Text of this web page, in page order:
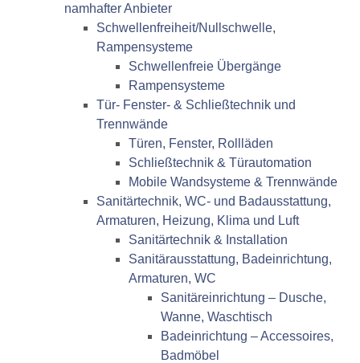
namhafter Anbieter
Schwellenfreiheit/Nullschwelle,
Rampensysteme
Schwellenfreie Übergänge
Rampensysteme
Tür- Fenster- & Schließtechnik und
Trennwände
Türen, Fenster, Rollläden
Schließtechnik & Türautomation
Mobile Wandsysteme & Trennwände
Sanitärtechnik, WC- und Badausstattung,
Armaturen, Heizung, Klima und Luft
Sanitärtechnik & Installation
Sanitärausstattung, Badeinrichtung,
Armaturen, WC
Sanitäreinrichtung – Dusche,
Wanne, Waschtisch
Badeinrichtung – Accessoires,
Badmöbel